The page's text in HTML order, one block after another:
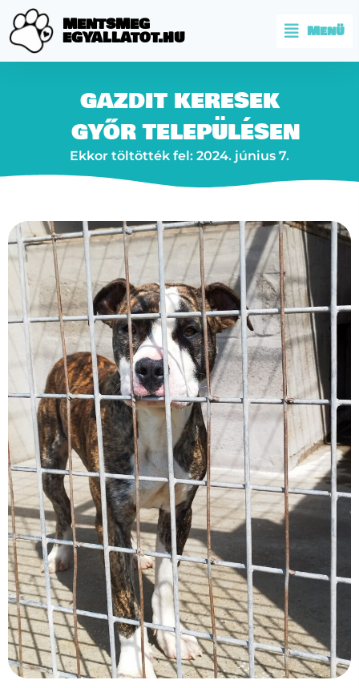
MENTSMEG
EGYALLATOT.HU Menü
GAZDIT KERESEK
GYŐRTELEPÜLÉSEN
Ekkor töltötték fel: 2024. június 7.